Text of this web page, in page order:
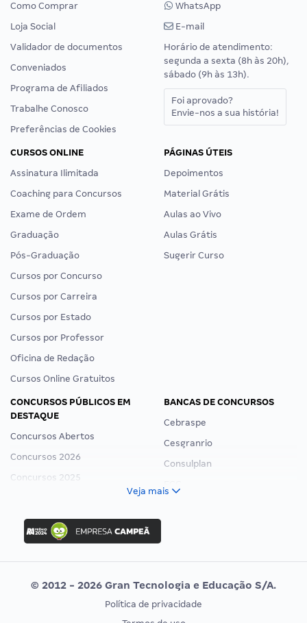
Como Comprar
Loja Social
Validador de documentos
Conveniados
Programa de Afiliados
Trabalhe Conosco
Preferências de Cookies
WhatsApp
E-mail
Horário de atendimento:
segunda a sexta (8h às 20h),
sábado (9h às 13h).
Foi aprovado?
Envie-nos a sua história!
CURSOS ONLINE
Assinatura Ilimitada
Coaching para Concursos
Exame de Ordem
Graduação
Pós-Graduação
Cursos por Concurso
Cursos por Carreira
Cursos por Estado
Cursos por Professor
Oficina de Redação
Cursos Online Gratuitos
PÁGINAS ÚTEIS
Depoimentos
Material Grátis
Aulas ao Vivo
Aulas Grátis
Sugerir Curso
CONCURSOS PÚBLICOS EM
DESTAQUE
Concursos Abertos
Concursos 2026
Concursos 2025
Concurso Ibama
Concurso MPU
Editais publicados
BANCAS DE CONCURSOS
Cebraspe
Cesgranrio
Consulplan
Vunesp
CONCURSOS POR PROFISSÃO EXAME DE ORDEM
Veja mais
© 2012 - 2026 Gran Tecnologia e Educação S/A.
Política de privacidade